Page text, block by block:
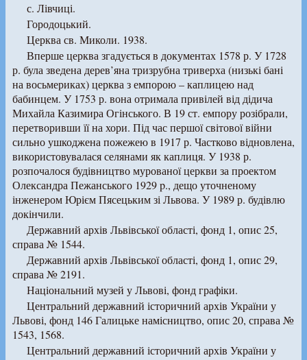
с. Лівчиці.
Городоцький.
Церква св. Миколи. 1938.
Вперше церква згадується в документах 1578 р. У 1728
р. була зведена дерев’яна тризрубна триверха (низькі бані
на восьмериках) церква з емпорою – каплицею над
бабинцем. У 1753 р. вона отримала привілей від дідича
Михайла Казимира Огінського. В 19 ст. емпору розібрали,
перетворивши її на хори. Під час першої світової війни
сильно ушкоджена пожежею в 1917 р. Частково відновлена,
використовувалася селянами як каплиця. У 1938 р.
розпочалося будівництво мурованої церкви за проектом
Олександра Пежанського 1929 p., дещо уточненому
інженером Юрієм Пясецьким зі Львова. У 1989 р. будівлю
докінчили.
Державний архів Львівської області, фонд 1, опис 25,
справа № 1544.
Державний архів Львівської області, фонд 1, опис 29,
справа № 2191.
Національний музей у Львові, фонд графіки.
Центральний державний історичний архів України у
Львові, фонд 146 Галицьке намісництво, опис 20, справа №
1543, 1568.
Центральний державний історичний архів України у